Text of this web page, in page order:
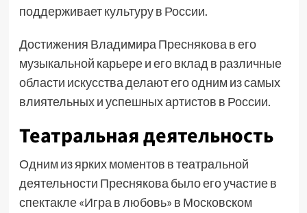
поддерживает культуру в России.
Достижения Владимира Преснякова в его
музыкальной карьере и его вклад в различные
области искусства делают его одним из самых
влиятельных и успешных артистов в России.
Театральная деятельность
Одним из ярких моментов в театральной
деятельности Преснякова было его участие в
спектакле «Игра в любовь» в Московском